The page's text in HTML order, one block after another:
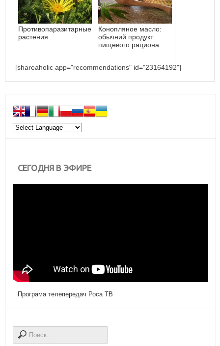
Противопаразитарные
растения
Конопляное масло:
обычний продукт
пищевого рациона
[shareaholic app="recommendations" id="23164192"]
СЕГОДНЯ В ЭФИРЕ
Програма телепередач Роса ТВ